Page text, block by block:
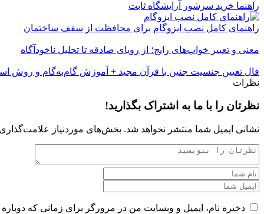
راهنما خرید سرشور آرایشگاه ثابت
راهنمای کامل نصب ایزوگام برای محافظت از سقف ساختمان
معنی و تعبیر خواب‌های رایج؛ از رویای صادقه تا تحلیل ناخودآگاه
فال تعیین جنسیت جنین با قرآن مجید + آموزش گام‌به‌گام و روش
نظرات
نظرتان را با ما به اشتراک بگذارید!
نشانی ایمیل شما منتشر نخواهد شد. بخش‌های موردنیاز
ذخیره نام، ایمیل و وبسایت من در مرورگر برای زمانی که